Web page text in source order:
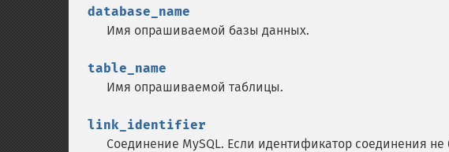
database_name
Имя опрашиваемой базы данных.
table_name
Имя опрашиваемой таблицы.
link_identifier
Соединение MySQL. Если идентификатор соединения